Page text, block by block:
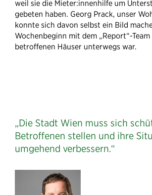
weil sie die Mieter:innenhilfe um
gebeten haben. Georg Prack, unser
konnte sich davon selbst ein Bild
Wochenbeginn mit dem „Report“-
betroffenen Häuser unterwegs war.
„Die Stadt Wien muss sich
Betroffenen stellen und ihre
umgehend verbessern.“